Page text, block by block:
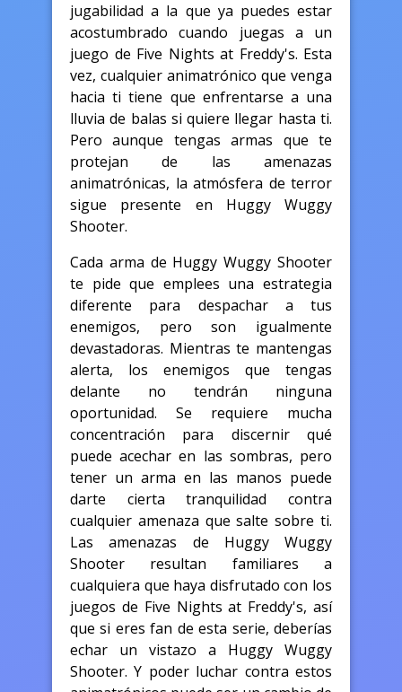
jugabilidad a la que ya puedes estar
acostumbrado cuando juegas a un
juego de Five Nights at Freddy's. Esta
vez, cualquier animatrónico que venga
hacia ti tiene que enfrentarse a una
lluvia de balas si quiere llegar hasta ti.
Pero aunque tengas armas que te
protejan de las amenazas
animatrónicas, la atmósfera de terror
sigue presente en Huggy Wuggy
Shooter.
Cada arma de Huggy Wuggy Shooter
te pide que emplees una estrategia
diferente para despachar a tus
enemigos, pero son igualmente
devastadoras. Mientras te mantengas
alerta, los enemigos que tengas
delante no tendrán ninguna
oportunidad. Se requiere mucha
concentración para discernir qué
puede acechar en las sombras, pero
tener un arma en las manos puede
darte cierta tranquilidad contra
cualquier amenaza que salte sobre ti.
Las amenazas de Huggy Wuggy
Shooter resultan familiares a
cualquiera que haya disfrutado con los
juegos de Five Nights at Freddy's, así
que si eres fan de esta serie, deberías
echar un vistazo a Huggy Wuggy
Shooter. Y poder luchar contra estos